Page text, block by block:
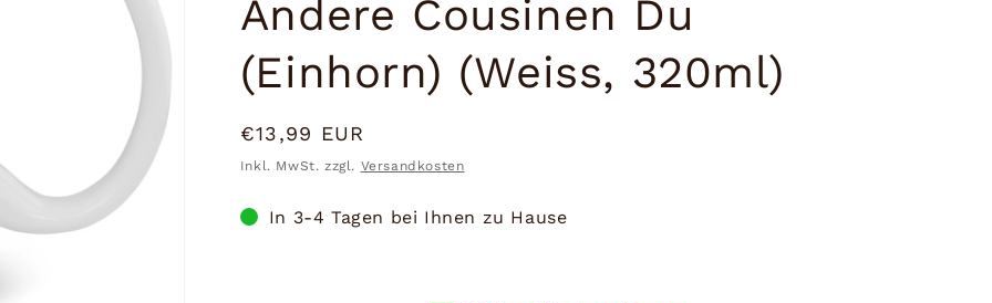
Andere Cousinen Du
(Einhorn) (Weiss, 320ml)
Normaler
Preis
€13,99 EUR
Inkl. MwSt. zzgl. Versandkosten
In 3-4 Tagen bei Ihnen zu Hause